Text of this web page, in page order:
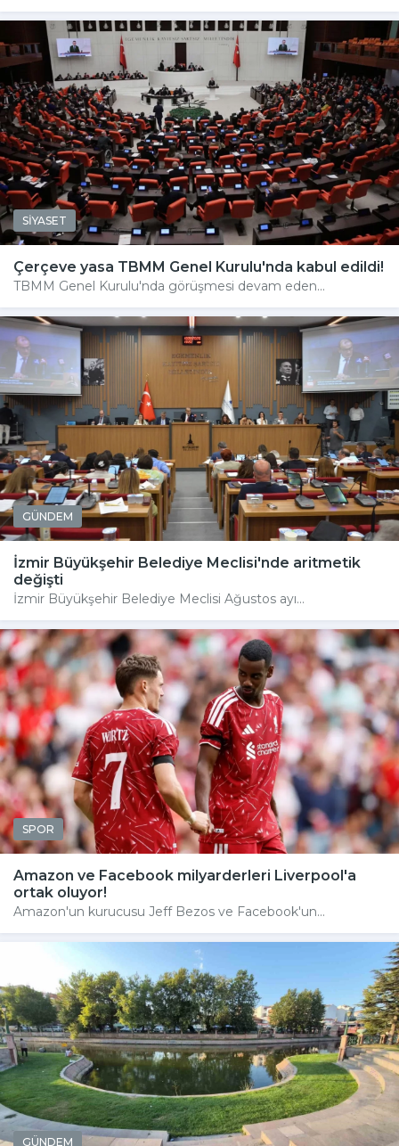
SİYASET
Çerçeve yasa TBMM Genel Kurulu'nda kabul edildi!
TBMM Genel Kurulu'nda görüşmesi devam eden...
GÜNDEM
İzmir Büyükşehir Belediye Meclisi'nde aritmetik
değişti
İzmir Büyükşehir Belediye Meclisi Ağustos ayı...
SPOR
Amazon ve Facebook milyarderleri Liverpool'a
ortak oluyor!
Amazon'un kurucusu Jeff Bezos ve Facebook'un...
GÜNDEM